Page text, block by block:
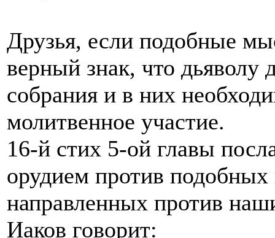
Друзья, если подобные
верный знак, что
собрания и в них
молитвенное участие.
16-й стих 5-ой главы
орудием против подобных
направленных против
Иаков говорит: